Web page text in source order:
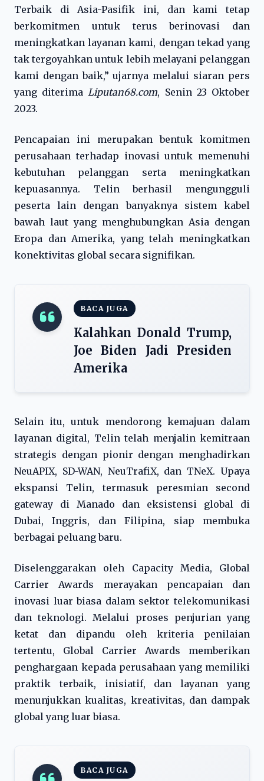
Terbaik di Asia-Pasifik ini, dan kami tetap
berkomitmen untuk terus berinovasi dan
meningkatkan layanan kami, dengan tekad yang
tak tergoyahkan untuk lebih melayani pelanggan
kami dengan baik,” ujarnya melalui siaran pers
yang diterimaLiputan68.com, Senin 23 Oktober
2023.
Pencapaian ini merupakan bentuk komitmen
perusahaan terhadap inovasi untuk memenuhi
kebutuhan pelanggan serta meningkatkan
kepuasannya. Telin berhasil mengungguli
peserta lain dengan banyaknya sistem kabel
bawah laut yang menghubungkan Asia dengan
Eropa dan Amerika, yang telah meningkatkan
konektivitas global secara signifikan.
BACA JUGA
Kalahkan Donald Trump,
Joe Biden Jadi Presiden
Amerika
Selain itu, untuk mendorong kemajuan dalam
layanan digital, Telin telah menjalin kemitraan
strategis dengan pionir dengan menghadirkan
NeuAPIX, SD-WAN, NeuTrafiX, dan TNeX. Upaya
ekspansi Telin, termasuk peresmian second
gateway di Manado dan eksistensi global di
Dubai, Inggris, dan Filipina, siap membuka
berbagai peluang baru.
Diselenggarakan oleh Capacity Media, Global
Carrier Awards merayakan pencapaian dan
inovasi luar biasa dalam sektor telekomunikasi
dan teknologi. Melalui proses penjurian yang
ketat dan dipandu oleh kriteria penilaian
tertentu, Global Carrier Awards memberikan
penghargaan kepada perusahaan yang memiliki
praktik terbaik, inisiatif, dan layanan yang
menunjukkan kualitas, kreativitas, dan dampak
global yang luar biasa.
BACA JUGA